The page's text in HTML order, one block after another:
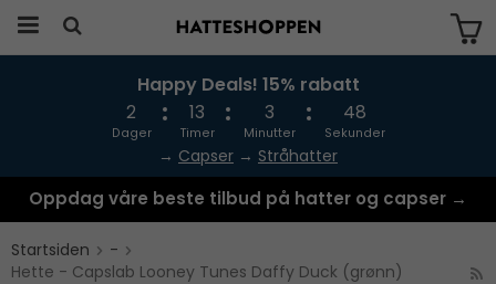
Produktet har blitt lagt til i handlekurven
Happy Deals! 15% rabatt
2
Dager
13
Timer
3
Minutter
48
Sekunder
→ Capser → Stråhatter
Oppdag våre beste tilbud på hatter og capser →
Startsiden
-
Hette - Capslab Looney Tunes Daffy Duck (grønn)